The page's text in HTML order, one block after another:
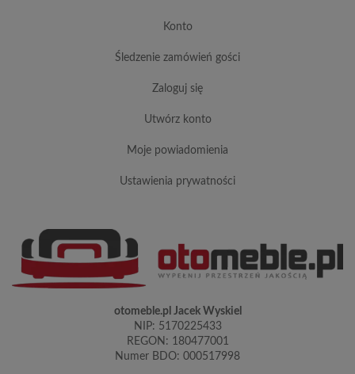
konto
śledzenie zamówień gości
zaloguj się
utwórz konto
moje powiadomienia
ustawienia prywatności
otomeble.pl Jacek Wyskiel
NIP: 5170225433
REGON: 180477001
Numer BDO: 000517998